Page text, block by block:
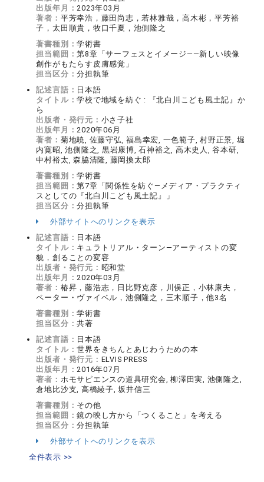
出版年月：2023年03月
著者： 平芳幸浩，藤田尚志，若林雅哉，高木彬，平芳裕
子，太田順貴，牧口千夏，池側隆之
著書種別：学術書
担当範囲：第8章「サーフェスとイメージ——新しい映像
創作がもたらす皮膚感覚」
担当区分：分担執筆
記述言語： 日本語
タイトル：学校で地域を紡ぐ : 『北白川こども風土記』か
ら
出版者・発行元： 小さ子社
出版年月：2020年06月
著者： 菊地暁, 佐藤守弘, 福島幸宏, 一色範子, 村野正景, 堀
内寛昭, 池側隆之, 黒岩康博, 石神裕之, 高木史人, 谷本研,
中村裕太, 森脇清隆, 藤岡換太郎
著書種別：学術書
担当範囲：第7章「関係性を紡ぐ―メディア・プラクティ
スとしての『北白川こども風土記』」
担当区分：分担執筆
外部サイトへのリンクを表示
記述言語： 日本語
タイトル： キュラトリアル・ターン―アーティストの変
貌，創ることの変容
出版者・発行元： 昭和堂
出版年月：2020年03月
著者： 椿昇，藤浩志，日比野克彦，川俣正，小林康夫，
ペーター・ヴァイベル，池側隆之，三木順子，他3名
著書種別：学術書
担当区分：共著
記述言語： 日本語
タイトル：世界をきちんとあじわうための本
出版者・発行元： ELVIS PRESS
出版年月：2016年07月
著者： ホモサピエンスの道具研究会, 柳澤田実, 池側隆之,
倉地比沙支, 高橋綾子, 坂井信三
著書種別： その他
担当範囲：鏡の映し方から「つくること」を考える
担当区分：分担執筆
外部サイトへのリンクを表示
全件表示 >>